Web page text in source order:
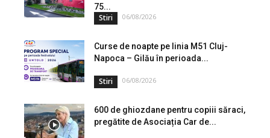
75...
Stiri 06/08/2026
Curse de noapte pe linia M51 Cluj-
Napoca – Gilău în perioada...
Stiri 06/08/2026
600 de ghiozdane pentru copiii săraci,
pregătite de Asociația Car de...